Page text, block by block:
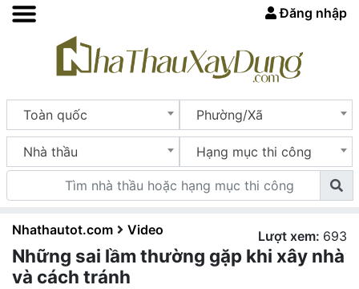
Đăng nhập
Toàn quốc Phường/Xã
Nhà thầu Hạng mục thi công
Nhathautot.com Video Lượt xem: 693
Những sai lầm thường gặp khi xây nhà
và cách tránh